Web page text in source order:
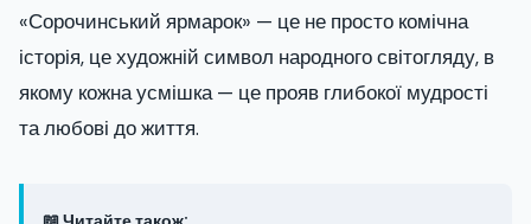
«Сорочинський ярмарок» — це не просто комічна
історія, це художній символ народного світогляду, в
якому кожна усмішка — це прояв глибокої мудрості
та любові до життя.